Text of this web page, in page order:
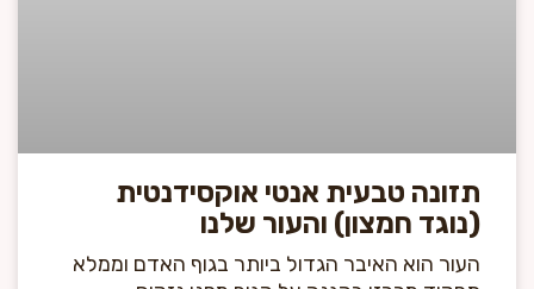
תזונה טבעית אנטי אוקסידנטית
(נוגד חמצון) והעור שלנו
העור הוא האיבר הגדול ביותר בגוף האדם וממלא